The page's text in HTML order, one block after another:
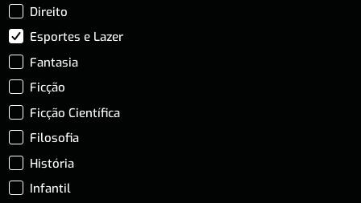
Direito
Esportes e Lazer
Fantasia
Ficção
Ficção Científica
Filosofia
História
Infantil